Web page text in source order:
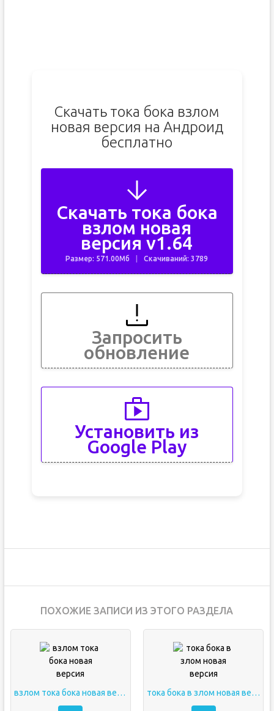
Скачать тока бока взлом
новая версия на Андроид
бесплатно
Скачать тока бока
взлом новая
версия v1.64
Размер: 571.00Мб Скачиваний: 3789
Запросить
обновление
Установить из
Google Play
ПОХОЖИЕ ЗАПИСИ ИЗ ЭТОГО РАЗДЕЛА
взлом тока бока новая версия тока бока в злом новая версия